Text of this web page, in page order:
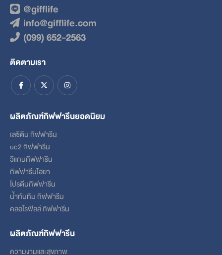
@gifflife
info@gifflife.com
(099) 652-2563
ติดตามเรา
ผลิตภัณฑ์กิฟฟารีนยอดนิยม
เลซิติน กิฟฟารีน
uc2 กิฟฟารีน
วีแกนกิฟฟารีน
กิฟฟารีนไฮยา
โปรตีนกิฟฟารีน
น้ำทับทิม กิฟฟารีน
คลอโรฟิลล์ กิฟฟารีน
ผลิตภัณฑ์กิฟฟารีน
ความงามและสุขภาพ